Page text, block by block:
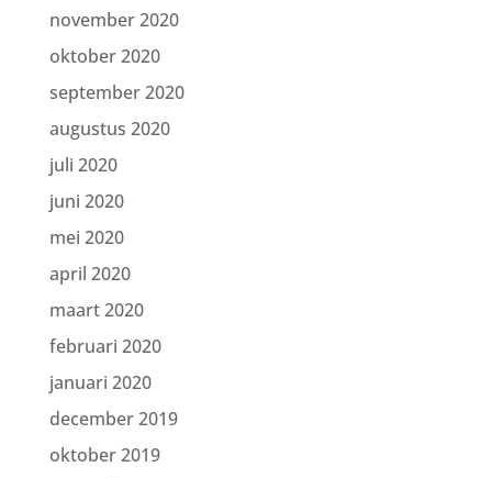
november 2020
oktober 2020
september 2020
augustus 2020
juli 2020
juni 2020
mei 2020
april 2020
maart 2020
februari 2020
januari 2020
december 2019
oktober 2019